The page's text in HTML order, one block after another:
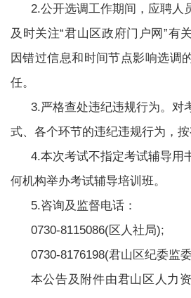
2.公开选调工作期间，应聘人
及时关注“君山区政府门户网”有
因错过信息和时间节点影响选调
任。
3.严格查处违纪违规行为。对
式、各个环节的违纪违规行为，按
4.本次考试不指定考试辅导用
何机构举办考试辅导培训班。
5.咨询及监督电话：
0730-8115086(区人社局);
0730-8176198(君山区纪委监
本公告及附件由君山区人力